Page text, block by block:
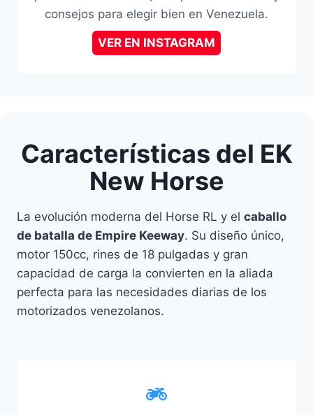
consejos para elegir bien en Venezuela.
VER EN INSTAGRAM
Características del EK
New Horse
La evolución moderna del Horse RL y el caballo
de batalla de Empire Keeway. Su diseño único,
motor 150cc, rines de 18 pulgadas y gran
capacidad de carga la convierten en la aliada
perfecta para las necesidades diarias de los
motorizados venezolanos.